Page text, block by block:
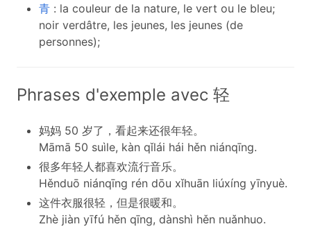
青 : la couleur de la nature, le vert ou le bleu;
noir verdâtre, les jeunes, les jeunes (de
personnes);
Phrases d'exemple avec 轻
妈妈 50 岁了，看起来还很年轻。
Māmā 50 suìle, kàn qǐlái hái hěn niánqīng.
很多年轻人都喜欢流行音乐。
Hěnduō niánqīng rén dōu xǐhuān liúxíng yīnyuè.
这件衣服很轻，但是很暖和。
Zhè jiàn yīfú hěn qīng, dànshì hěn nuǎnhuo.